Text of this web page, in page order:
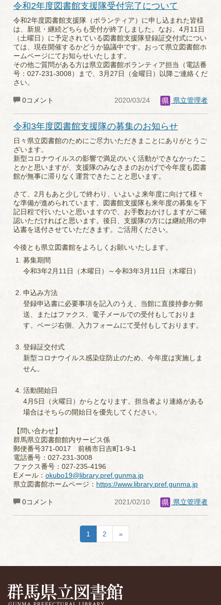
令和2年度図書館支援隊受付完了について
令和2年度図書館支援隊（ボランティア）に申し込まれた皆様
は、新規・継続どちらも受付が終了しました。なお、4月11日
（土曜日）に予定されている図書館支援隊登録証交付式につい
ては、現在開催するかどうか協議中です。おって県立図書館ホ
ームページにてお知らせいたします。
その他ご質問がある方は県立図書館ボランティア担当（電話番
号：027-231-3008）まで、3月27日（金曜日）以降ご連絡くだ
さい。
0コメント 2020/03/24 県立管理者
令和3年度図書館支援隊の募集のお知らせ
日々県立図書館のためにご尽力いただきまことにありがとうご
ざいます。
新型コロナウイルスの影響で満足のいく活動ができなかったこ
とかと思いますが、支援隊のみなさまのおかげで今年度も図書
館が無事に滞りなく運営できたことと思います。
さて、2月もあと少しで終わり、いよいよ来年度に向けて様々
な準備が進められています。図書館支援隊も来年度の募集を下
記日程で行いたいと思いますので、お手数おかけしますがご確
認いただければと思います。後日、支援隊の方には継続用の申
込書を送付させていただきます。ご活用ください。
今後とも県立図書館をよろしくお願いいたします。
募集期間
令和3年2月11日（木曜日）～令和3年3月11日（木曜日）
申込み方法
登録申込書に必要事項を記入のうえ、当館に直接持参か郵
送、またはファクス、電子メールでの受付もしておりま
す。ページ右側、入力フォームにて受付もしております。
登録証交付式
新型コロナウイルス感染症防止のため、今年度は実施しま
せん。
活動開始日
4月5日（火曜日）からとなります。担当者より連絡がある
場合はそちらの開始日を優先してください。
【問い合わせ】
群馬県立図書館館内サービス係
郵便番号371-0017 前橋市日吉町1-9-1
電話番号：027-231-3008
ファクス番号：027-235-4196
Eメール： okubo19@library.pref.gunma.jp
県立図書館ホームページ： https://www.library.pref.gunma.jp
0コメント 2021/02/10 県立管理者
1 2 »